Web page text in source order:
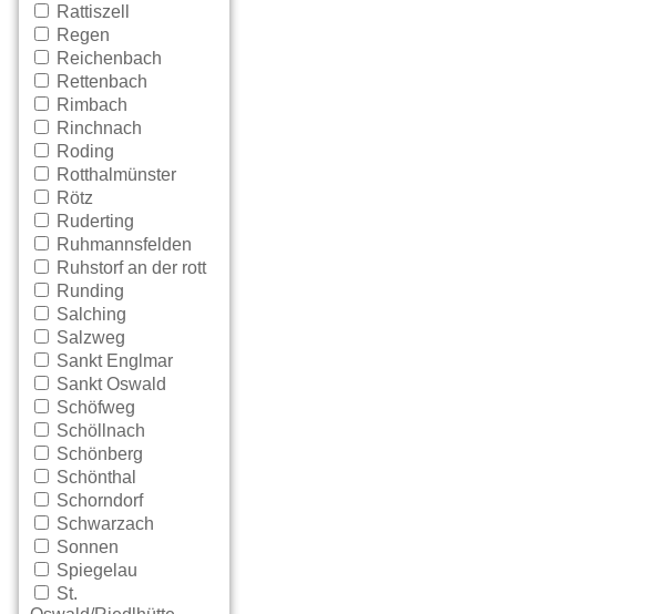
Rattiszell
Regen
Reichenbach
Rettenbach
Rimbach
Rinchnach
Roding
Rotthalmünster
Rötz
Ruderting
Ruhmannsfelden
Ruhstorf an der rott
Runding
Salching
Salzweg
Sankt Englmar
Sankt Oswald
Schöfweg
Schöllnach
Schönberg
Schönthal
Schorndorf
Schwarzach
Sonnen
Spiegelau
St.